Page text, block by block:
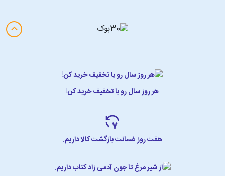
هر روز سال رو با تخفیف خرید کن!
هفت روز ضمانت بازگشت کالا داریم.